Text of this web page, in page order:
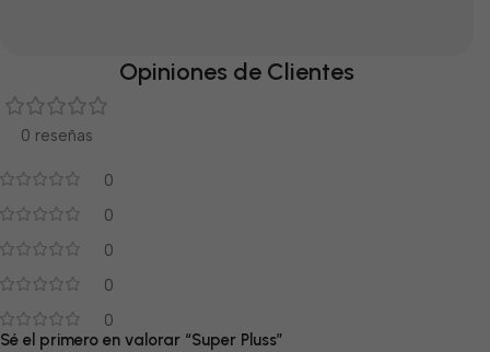
Opiniones de Clientes
0 reseñas
0
0
0
0
0
Sé el primero en valorar “Super Pluss”